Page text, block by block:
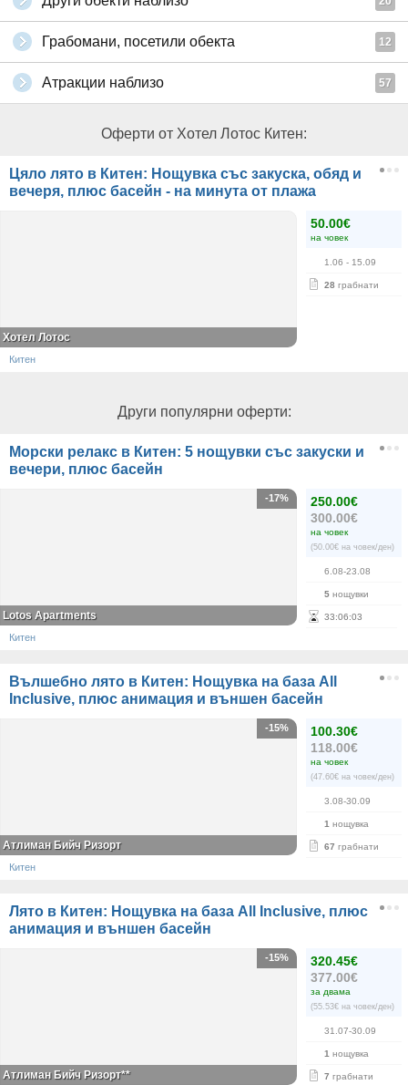
Грабомани, посетили обекта 12
Атракции наблизо 57
Оферти от Хотел Лотос Китен:
Цяло лято в Китен: Нощувка със закуска, обяд и
вечеря, плюс басейн - на минута от плажа
50.00€
на човек
1.06 - 15.09
28 грабнати
Хотел Лотос
Китен
Други популярни оферти:
Морски релакс в Китен: 5 нощувки със закуски и
вечери, плюс басейн
250.00€
300.00€
на човек
(50.00€ на човек/ден)
6.08-23.08
5 нощувки
33:06:03
-17%
Lotos Apartments
Китен
Вълшебно лято в Китен: Нощувка на база All
Inclusive, плюс анимация и външен басейн
100.30€
118.00€
на човек
(47.60€ на човек/ден)
3.08-30.09
1 нощувка
67 грабнати
-15%
Атлиман Бийч Ризорт
Китен
Лято в Китен: Нощувка на база All Inclusive, плюс
анимация и външен басейн
320.45€
377.00€
за двама
(55.53€ на човек/ден)
31.07-30.09
1 нощувка
7 грабнати
-15%
Атлиман Бийч Ризорт**